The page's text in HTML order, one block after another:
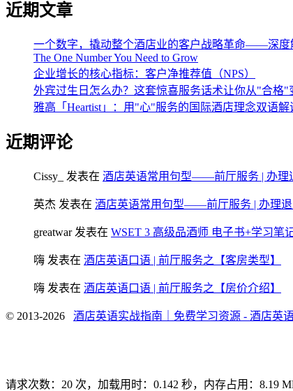
近期文章
一个数字，撬动整个酒店业的客户战略革命——深度解
The One Number You Need to Grow
企业增长的核心指标：客户净推荐值（NPS）
外宾过生日怎么办？这套惊喜服务话术让你从"合格"
雅高「Heartist」：用"心"服务的国际酒店理念双语解
近期评论
Cissy_ 发表在 酒店英语常用句型——前厅服务 | 办理
英杰 发表在 酒店英语常用句型——前厅服务 | 办理退
greatwar发表在 WSET 3 高级品酒师 电子书+学习笔
嗨 发表在 酒店英语口语 | 前厅服务之【客房类型】
嗨 发表在 酒店英语口语 | 前厅服务之【房价介绍】
© 2013-2026 酒店英语实战指南｜免费学习资源 - 酒店英
请求次数：20 次，加载用时：0.142 秒，内存占用：8.19